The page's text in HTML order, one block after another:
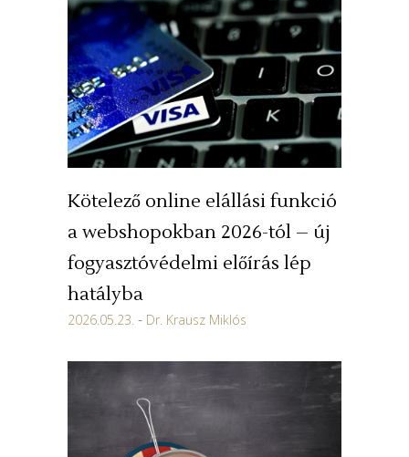
Kötelező online elállási funkció
a webshopokban 2026-tól – új
fogyasztóvédelmi előírás lép
hatályba
2026.05.23. Dr. Krausz Miklós